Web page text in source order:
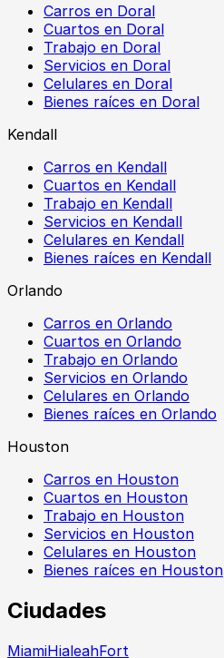
Carros en Doral
Cuartos en Doral
Trabajo en Doral
Servicios en Doral
Celulares en Doral
Bienes raíces en Doral
Kendall
Carros en Kendall
Cuartos en Kendall
Trabajo en Kendall
Servicios en Kendall
Celulares en Kendall
Bienes raíces en Kendall
Orlando
Carros en Orlando
Cuartos en Orlando
Trabajo en Orlando
Servicios en Orlando
Celulares en Orlando
Bienes raíces en Orlando
Houston
Carros en Houston
Cuartos en Houston
Trabajo en Houston
Servicios en Houston
Celulares en Houston
Bienes raíces en Houston
Ciudades
MiamiHialeahFort